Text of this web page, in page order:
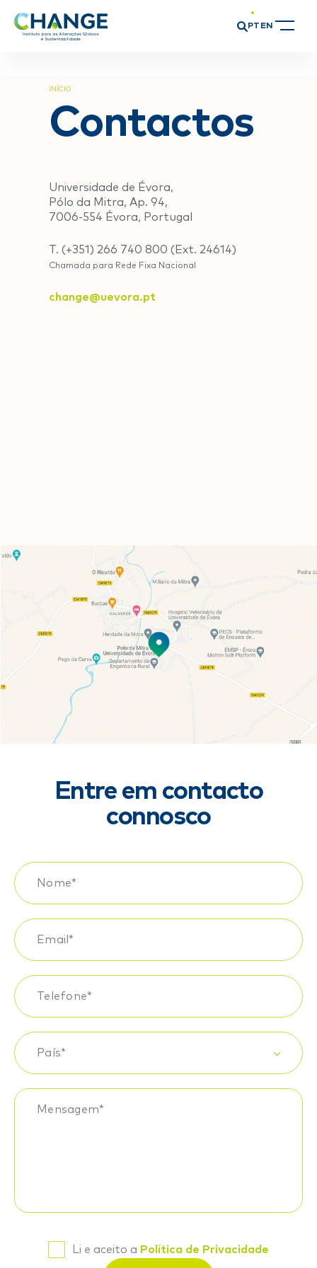
PT EN
INÍCIO
Contactos
Universidade de Évora,
Pólo da Mitra, Ap. 94,
7006-554 Évora, Portugal
T. (+351) 266 740 800 (Ext. 24614)
Chamada para Rede Fixa Nacional
change@uevora.pt
Entre em contacto
connosco
Nome*
Email*
Telefone*
País*
Mensagem*
Li e aceito a Política de Privacidade